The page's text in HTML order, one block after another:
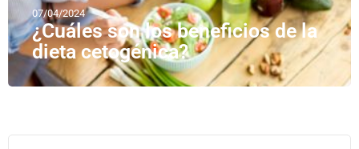
07/04/2024
¿Cuáles son los beneficios de la
dieta cetogénica?